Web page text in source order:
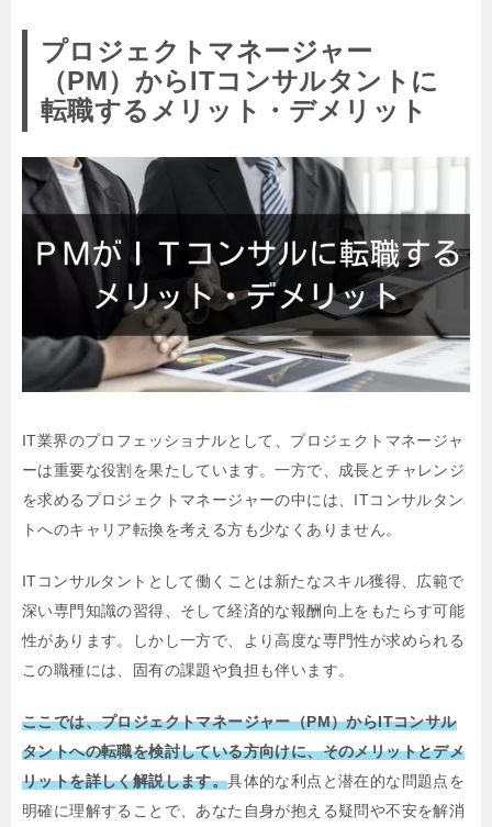
プロジェクトマネージャー
（PM）からITコンサルタントに
転職するメリット・デメリット
IT業界のプロフェッショナルとして、プロジェクトマネージャ
ーは重要な役割を果たしています。一方で、成長とチャレンジ
を求めるプロジェクトマネージャーの中には、ITコンサルタン
トへのキャリア転換を考える方も少なくありません。
ITコンサルタントとして働くことは新たなスキル獲得、広範で
深い専門知識の習得、そして経済的な報酬向上をもたらす可能
性があります。しかし一方で、より高度な専門性が求められる
この職種には、固有の課題や負担も伴います。
ここでは、プロジェクトマネージャー（PM）からITコンサル
タントへの転職を検討している方向けに、そのメリットとデメ
リットを詳しく解説します。具体的な利点と潜在的な問題点を
明確に理解することで、あなた自身が抱える疑問や不安を解消